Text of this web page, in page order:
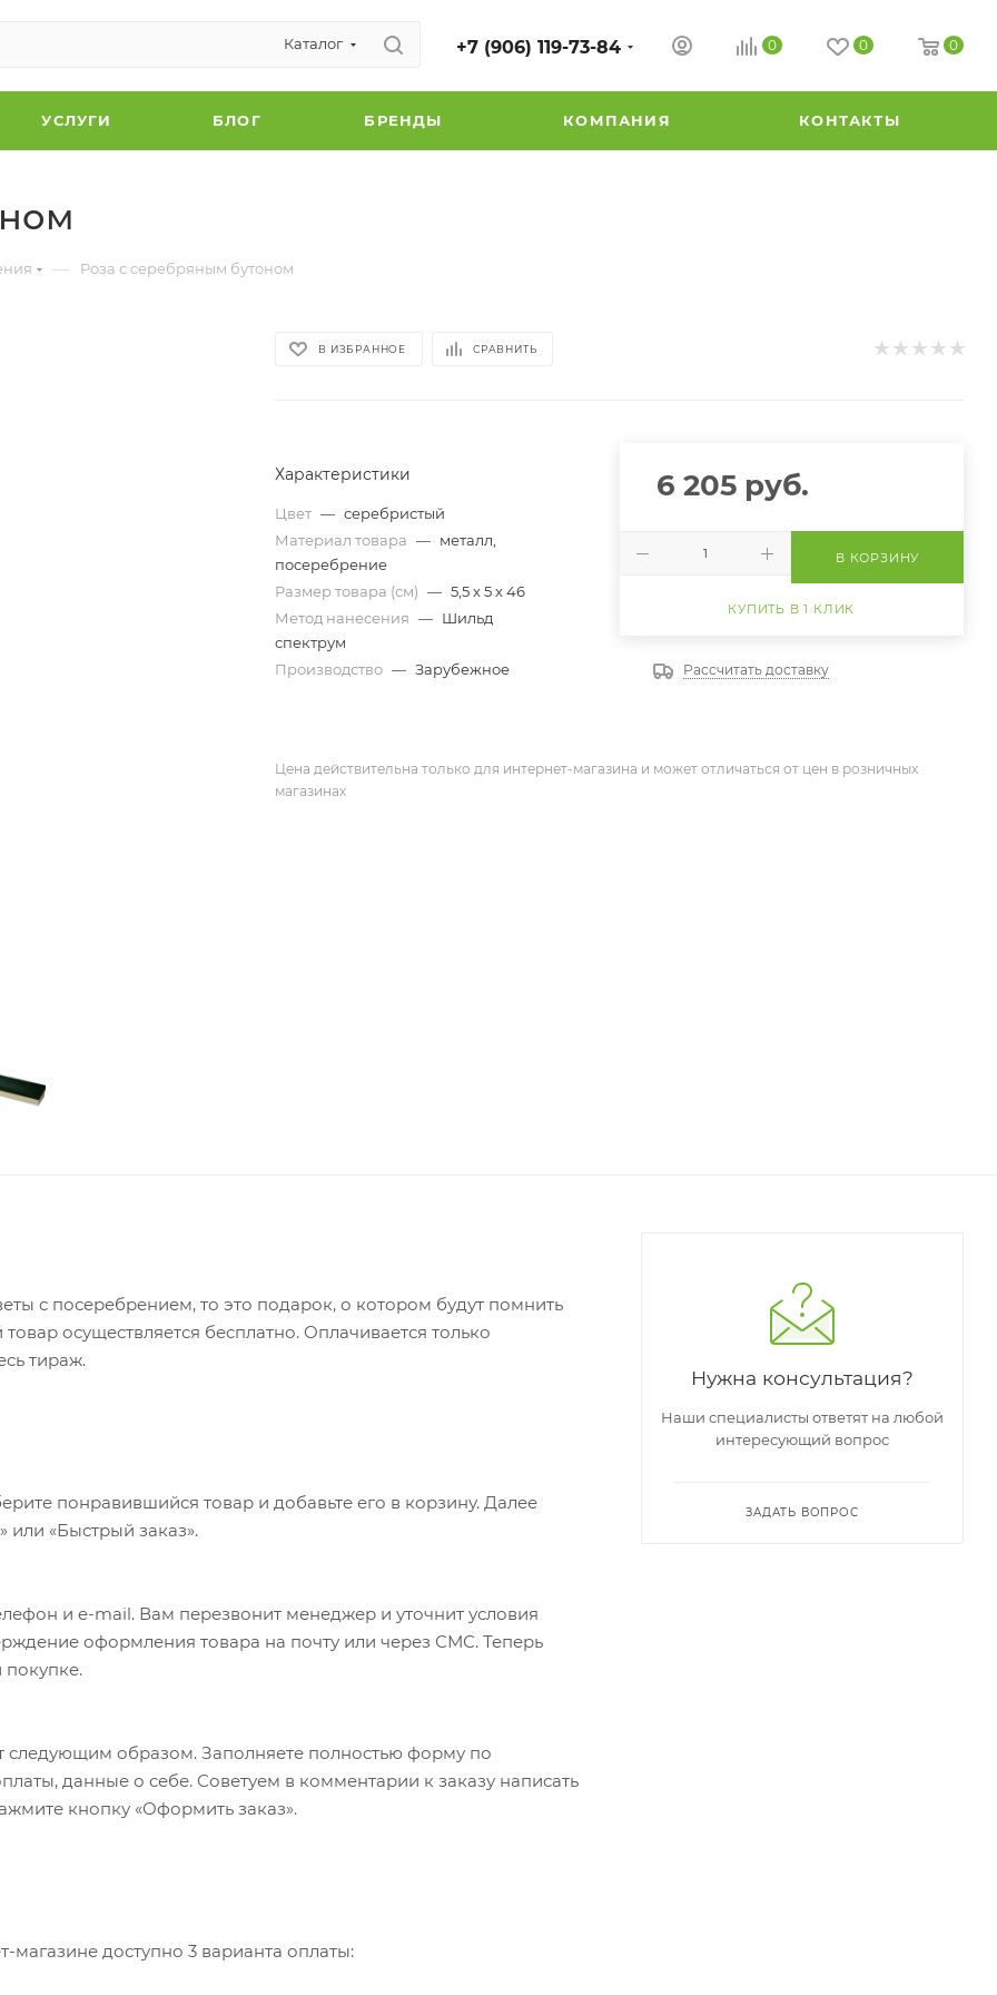
Каталог +7 (906) 119-73-84 0 0 0
УСЛУГИ БЛОГ БРЕНДЫ КОМПАНИЯ КОНТАКТЫ
— Роза с серебряным бутоном
В ИЗБРАННОЕ СРАВНИТЬ
Характеристики
Цвет — серебристый
Материал товара — металл,
посеребрение
Размер товара (см) — 5,5 х 5 х 46
Метод нанесения — Шильд
спектрум
Производство — Зарубежное
6 205руб.
В КОРЗИНУ
КУПИТЬ В 1 КЛИК
Рассчитать доставку
Цена действительна только для интернет-магазина и может отличаться от цен в розничных
магазинах
с посеребрением, то это подарок, о котором будут помнить
осуществляется бесплатно. Оплачивается только
тираж.
понравившийся товар и добавьте его в корзину. Далее
«Быстрый заказ».
и e-mail. Вам перезвонит менеджер и уточнит условия
оформления товара на почту или через СМС. Теперь
покупке.
образом. Заполняете полностью форму по
данные о себе. Советуем в комментарии к заказу написать
кнопку «Оформить заказ».
доступно 3 варианта оплаты:
Нужна консультация?
Наши специалисты ответят на любой
интересующий вопрос
ЗАДАТЬ ВОПРОС